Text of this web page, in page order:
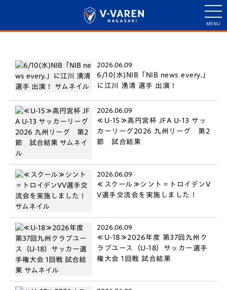
2026.06.09
6/10(水)NIB「NIB news every.」
に江川 湧清 選手 出演！
2026.06.09
≪U-15≫高円宮杯 JFA U-13 サッ
カーリーグ2026 九州リーグ 第2
節 試合結果
2026.06.09
≪スクール≫シント＝トロイデンV
V選手交流会を実施しました！
2026.06.09
≪U-18≫2026年度 第37回九州ク
ラブユース（U-18）サッカー選手
権大会 1回戦 試合結果